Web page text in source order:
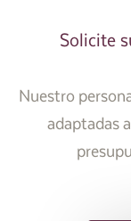
Solicite
Nuestro
adaptadas